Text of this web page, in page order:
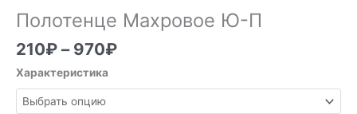
Полотенце Махровое Ю-П
210₽ – 970₽
Характеристика